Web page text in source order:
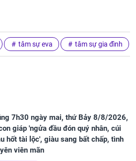
tâm sự eva tâm sự gia đình
7h30 ngày mai, thứ Bảy 8/8/2026,
giáp 'ngửa đầu đón quý nhân, cúi
hốt tài lộc', giàu sang bất chấp, tình
viên mãn